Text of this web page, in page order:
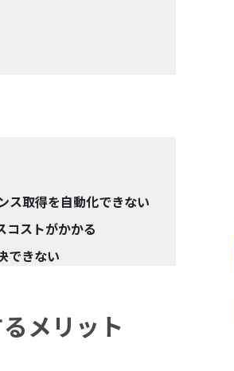
ス取得を自動化できない
コストがかかる
できない
メリット